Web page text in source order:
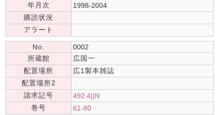
年月次
1998-2004
購読状況
アラート
No.
0002
所蔵館
広国一
配置場所
広1製本雑誌
配置場所2
請求記号
492.4||N
巻号
61-80